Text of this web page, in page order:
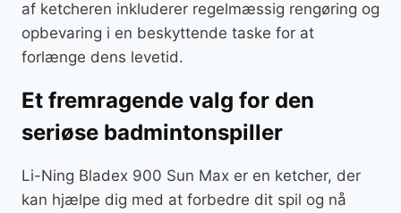
af ketcheren inkluderer regelmæssig rengøring og
opbevaring i en beskyttende taske for at
forlænge dens levetid.
Et fremragende valg for den
seriøse badmintonspiller
Li-Ning Bladex 900 Sun Max er en ketcher, der
kan hjælpe dig med at forbedre dit spil og nå